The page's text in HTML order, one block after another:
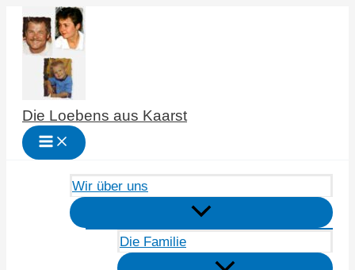
Zum
Inhalt
springen
Die Loebens aus Kaarst
Wir über uns
Die Familie